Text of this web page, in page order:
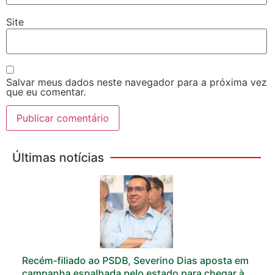
Site
Salvar meus dados neste navegador para a próxima vez
que eu comentar.
Últimas notícias
Recém-filiado ao PSDB, Severino Dias aposta em